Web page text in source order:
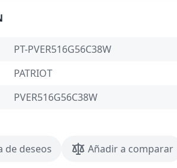
PT-PVER516G56C38W
PATRIOT
PVER516G56C38W
de deseos Añadir a comparar